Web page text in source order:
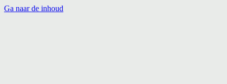
Ga naar de inhoud